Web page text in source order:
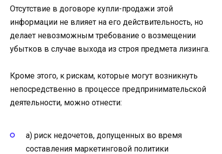
Отсутствие в договоре купли-продажи этой
информации не влияет на его действительность, но
делает невозможным требование о возмещении
убытков в случае выхода из строя предмета лизинга.
Кроме этого, к рискам, которые могут возникнуть
непосредственно в процессе предпринимательской
деятельности, можно отнести:
а) риск недочетов, допущенных во время
составления маркетинговой политики